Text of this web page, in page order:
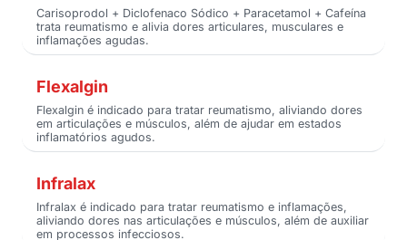
Carisoprodol + Diclofenaco Sódico + Paracetamol + Cafeína
trata reumatismo e alivia dores articulares, musculares e
inflamações agudas.
Flexalgin
Flexalgin é indicado para tratar reumatismo, aliviando dores
em articulações e músculos, além de ajudar em estados
inflamatórios agudos.
Infralax
Infralax é indicado para tratar reumatismo e inflamações,
aliviando dores nas articulações e músculos, além de auxiliar
em processos infecciosos.